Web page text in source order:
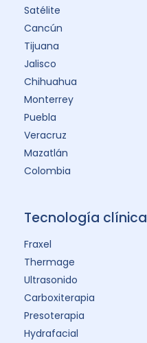
Satélite
Cancún
Tijuana
Jalisco
Chihuahua
Monterrey
Puebla
Veracruz
Mazatlán
Colombia
Tecnología clínica
Fraxel
Thermage
Ultrasonido
Carboxiterapia
Presoterapia
Hydrafacial